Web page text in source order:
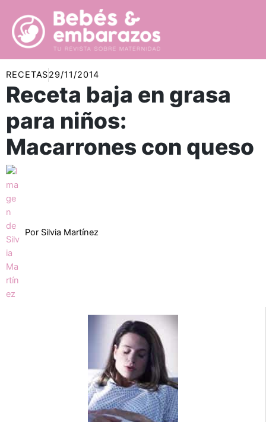
contenido
RECETAS29/11/2014
Receta baja en grasa
para niños:
Macarrones con queso
Por Silvia Martínez